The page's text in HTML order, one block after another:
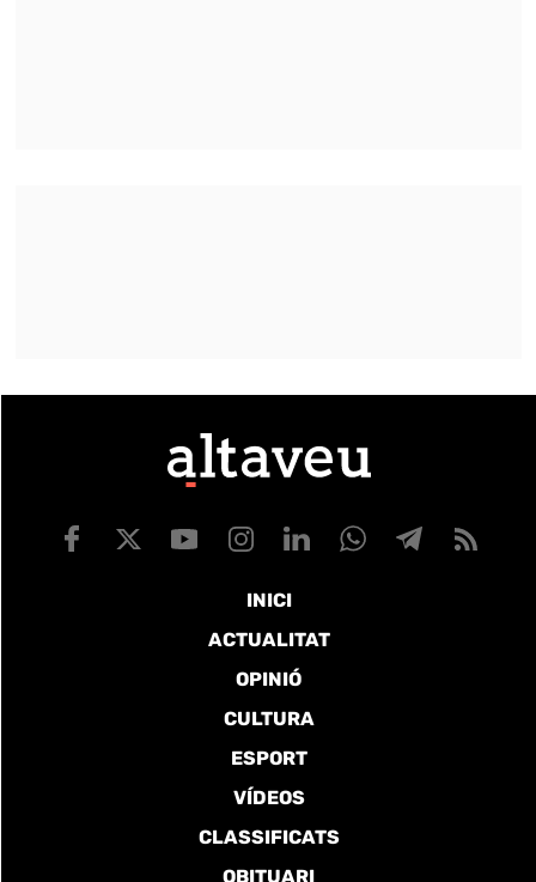
INICI
ACTUALITAT
OPINIÓ
CULTURA
ESPORT
VÍDEOS
CLASSIFICATS
OBITUARI